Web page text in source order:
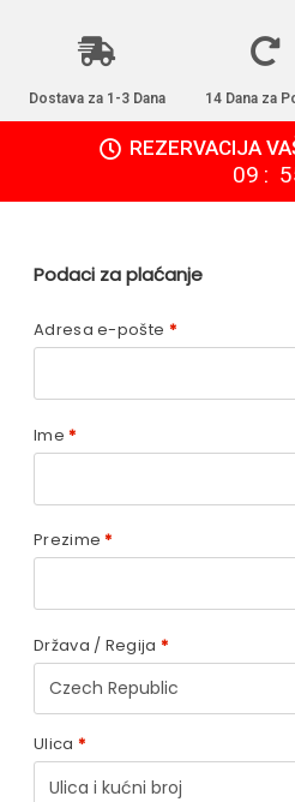
Dostava za 1-3 Dana 14 Dana za
REZERVACIJA
09 :
Podaci za plaćanje
Adresa e-pošte *
Ime*
Prezime*
Država / Regija *
Czech Republic
Ulica *